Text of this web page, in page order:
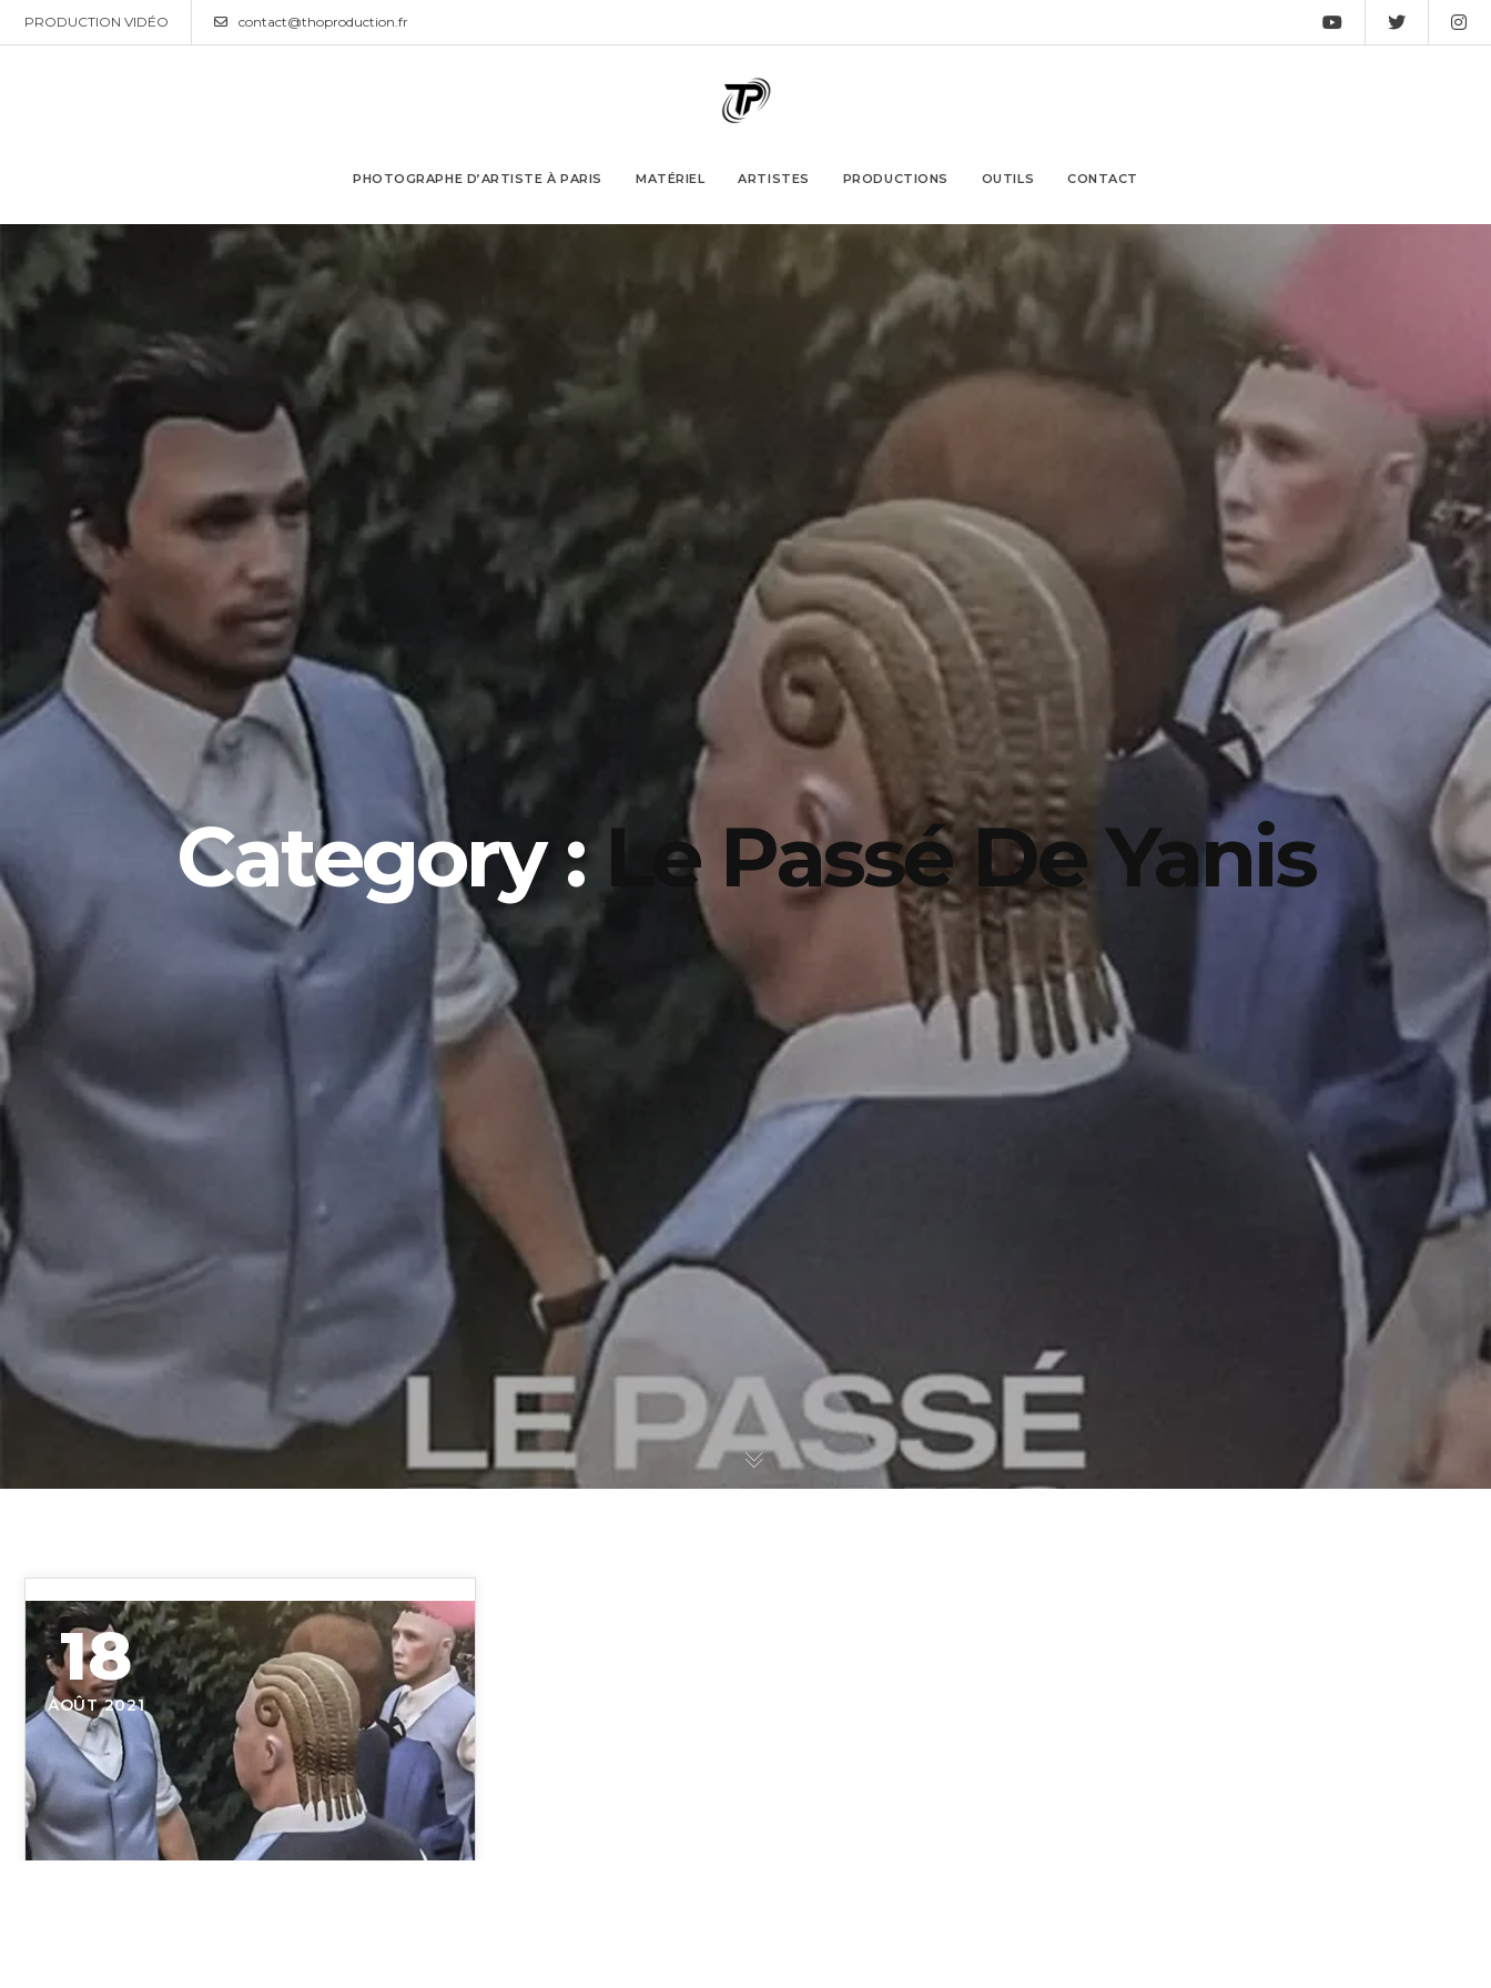
PRODUCTION VIDÉO contact@thoproduction.fr
PHOTOGRAPHE D’ARTISTE À PARIS MATÉRIEL ARTISTES PRODUCTIONS OUTILS CONTACT
Category : Le Passé De Yanis
18
AOÛT 2021